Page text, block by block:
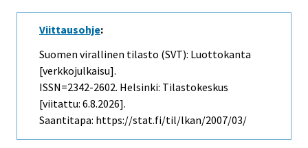
Viittausohje:
Suomen virallinen tilasto (SVT): Luottokanta
[verkkojulkaisu].
ISSN=2342-2602. Helsinki: Tilastokeskus
[viitattu: 6.8.2026].
Saantitapa: https://stat.fi/til/lkan/2007/03/